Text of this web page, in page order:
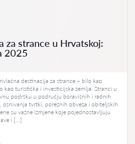
za strance u Hrvatskoj:
2025
destinacija za strance – bilo kao
kao turistička i investicijska zemlja. Stranci u
podršku u području boravišnih i radnih
osnivanja tvrtki, poreznih obveza i obiteljskih
su važne izmjene koje pojednostavljuju
i […]